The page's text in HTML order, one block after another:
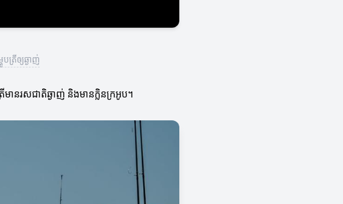
ត្រីឲ្យឆ្ងាញ់
មានរសជាតិឆ្ងាញ់ និងមានក្លិនក្រអូប។